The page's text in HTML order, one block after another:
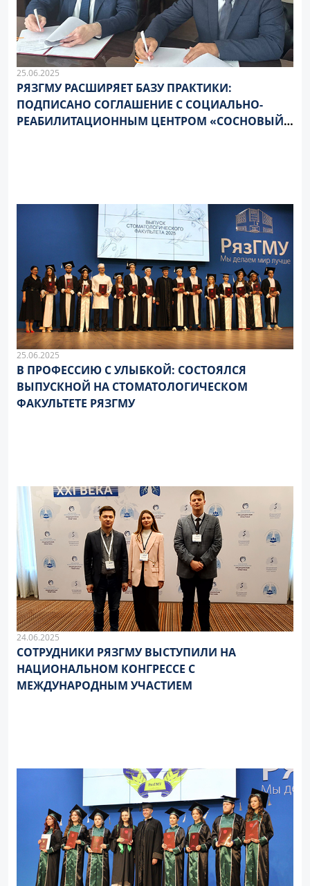
25.06.2025
РЯЗГМУ РАСШИРЯЕТ БАЗУ ПРАКТИКИ:
ПОДПИСАНО СОГЛАШЕНИЕ С СОЦИАЛЬНО-
РЕАБИЛИТАЦИОННЫМ ЦЕНТРОМ «СОСНОВЫЙ
25.06.2025
В ПРОФЕССИЮ С УЛЫБКОЙ: СОСТОЯЛСЯ
ВЫПУСКНОЙ НА СТОМАТОЛОГИЧЕСКОМ
ФАКУЛЬТЕТЕ РЯЗГМУ
24.06.2025
СОТРУДНИКИ РЯЗГМУ ВЫСТУПИЛИ НА
НАЦИОНАЛЬНОМ КОНГРЕССЕ С
МЕЖДУНАРОДНЫМ УЧАСТИЕМ